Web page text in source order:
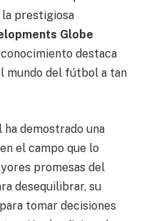
la prestigiosa
Globe
destaca
mundo del fútbol a tan
ha demostrado una
el campo que lo
promesas del
desequilibrar, su
tomar decisiones